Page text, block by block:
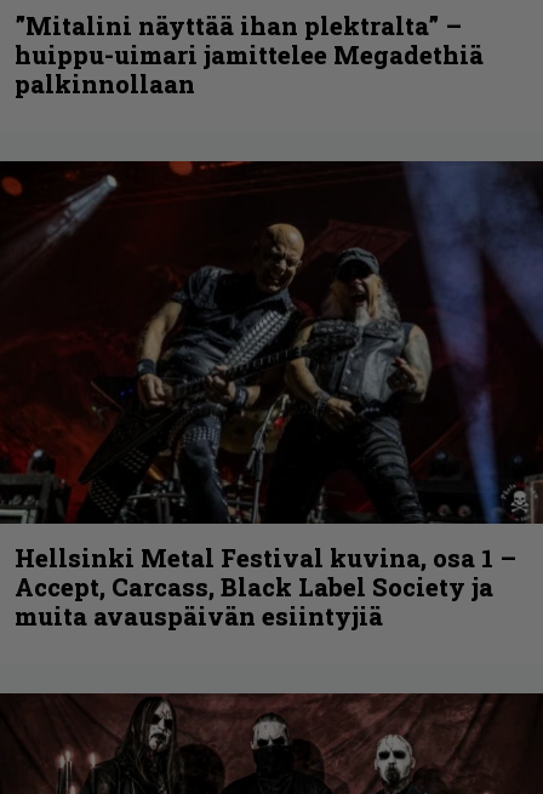
”Mitalini näyttää ihan plektralta” –
huippu-uimari jamittelee Megadethiä
palkinnollaan
Hellsinki Metal Festival kuvina, osa 1 –
Accept, Carcass, Black Label Society ja
muita avauspäivän esiintyjiä